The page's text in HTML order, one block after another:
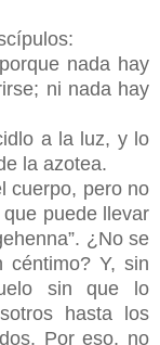
nada hay
ni nada hay
a la luz, y lo
la azotea.
cuerpo, pero no
puede llevar
¿No se
céntimo? Y, sin
sin que lo
hasta los
Por eso, no